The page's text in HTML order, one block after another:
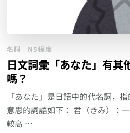
名詞 N5程度
日文詞彙「あなた」有其
嗎？
「あなた」是日語中的代名詞，
意思的詞語如下： 君（きみ）：
較高 …